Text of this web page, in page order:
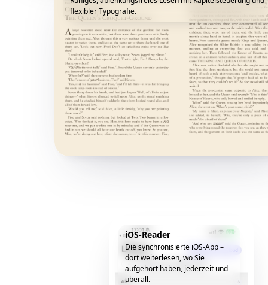
flexibler Typografie.
iOS-Reader
Die synchronisierte iOS-App –
dort weiterlesen, wo Sie
aufgehört haben, jederzeit und
überall.